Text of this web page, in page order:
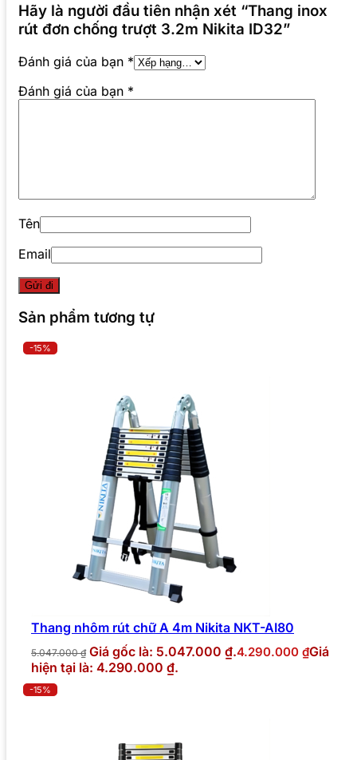
Hãy là người đầu tiên nhận xét “Thang inox
rút đơn chống trượt 3.2m Nikita ID32”
Đánh giá của bạn *
Đánh giá của bạn *
Tên
Email
Sản phẩm tương tự
-15%
Thang nhôm rút chữ A 4m Nikita NKT-AI80
5.047.000₫ Giá gốc là: 5.047.000 ₫.4.290.000 ₫Giá
hiện tại là: 4.290.000 ₫.
-15%